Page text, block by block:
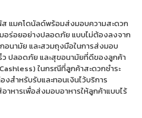
แมคโดนัลด์พร้อมส่งมอบความสะดวก
อร่อยอย่างปลอดภัย แบบไม่ต้องลงจาก
อนามัย และสวมถุงมือในการส่งมอบ
ว ปลอดภัย และสุขอนามัยที่ดีของลูกค้า
ในกรณีที่ลูกค้าสะดวกชำระ
สำหรับรับและทอนเงินไว้บริการ
หารเพื่อส่งมอบอาหารให้ลูกค้าแบบไร้